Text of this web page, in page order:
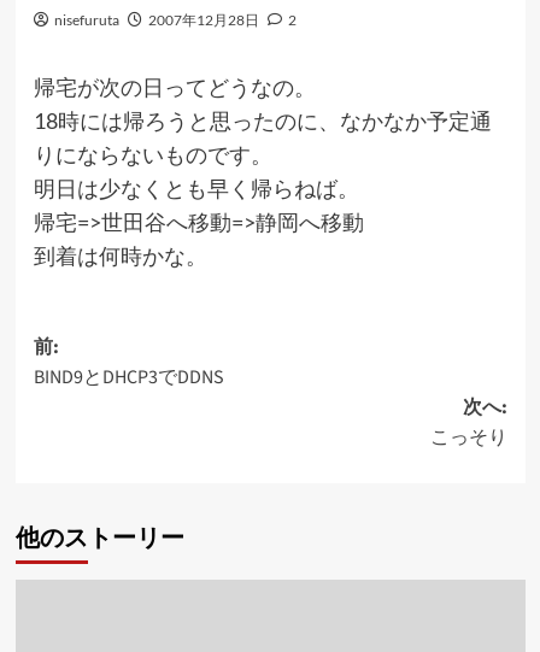
nisefuruta 2007年12月28日 2
帰宅が次の日ってどうなの。
18時には帰ろうと思ったのに、なかなか予定通
りにならないものです。
明日は少なくとも早く帰らねば。
帰宅=>世田谷へ移動=>静岡へ移動
到着は何時かな。
投
稿
ー
シ
前:
BIND9とDHCP3でDDNS
次へ:
こっそり
他のストーリー